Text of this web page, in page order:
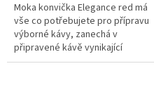
Moka konvička Elegance red má
vše co potřebujete pro přípravu
výborné kávy, zanechá v
připravené kávě vynikající
aroma. Je vyrobena z prvotřídní